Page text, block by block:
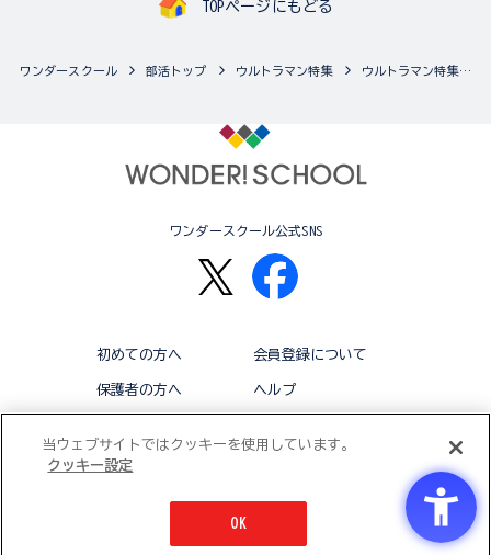
TOPページにもどる
ワンダースクール 部活トップ ウルトラマン特集 ウルトラマン特集の最新商品一覧
ワンダースクール公式SNS
初めての方へ 会員登録について
保護者の方へ ヘルプ
© BANDAI CO.,LTD 2015 ALL RIGHTS RESERVED
当ウェブサイトではクッキーを使用しています。
クッキー設定
OK